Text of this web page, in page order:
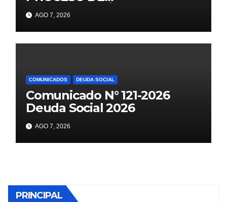
CONTRATACIÓN DOCENTE
2026 PUBLICACIÓN DE
PLAZAS VACANTES PARA
ETAPA PUN EBR PRIMARIA,
AGO 7, 2026
COMUNICADOS DEUDA SOCIAL
Comunicado N° 121-2026
Deuda Social 2026
AGO 7, 2026
PRINCIPAL